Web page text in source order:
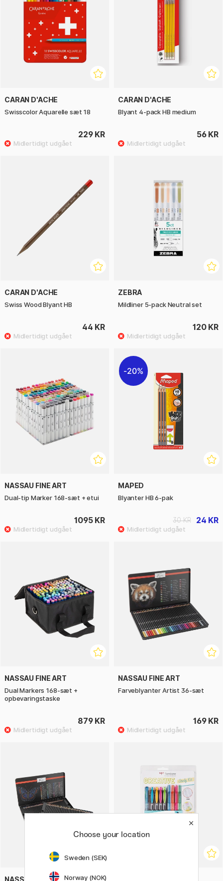
CARAN D'ACHE
Swisscolor Aquarelle sæt 18
229 KR
CARAN D'ACHE
Blyant 4-pack HB medium
56 KR
CARAN D'ACHE
Swiss Wood Blyant HB
44 KR
ZEBRA
Mildliner 5-pack Neutral set
120 KR
NASSAU FINE ART
Dual-tip Marker 168-sæt + etui
1095 KR
20%
MAPED
Blyanter HB 6-pak
24 KR
30 KR
NASSAU FINE ART
Dual Markers 168-sæt +
opbevaringstaske
879 KR
NASSAU FINE ART
Farveblyanter Artist 36-sæt
169 KR
NASSAU FINE ART
Choose your location
Sweden (SEK)
Norway (NOK)